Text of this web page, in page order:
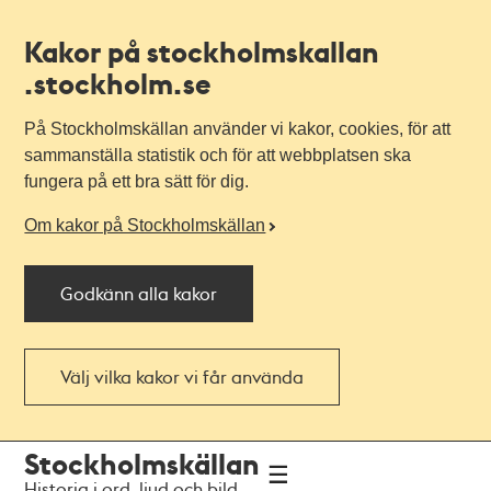
Kakor på stockholmskallan
.stockholm.se
På Stockholmskällan använder vi kakor, cookies, för att
sammanställa statistik och för att webbplatsen ska
fungera på ett bra sätt för dig.
Om kakor på Stockholmskällan
Godkänn alla kakor
Välj vilka kakor vi får använda
navigationen
huvudinnehållet
Stockholmskällan